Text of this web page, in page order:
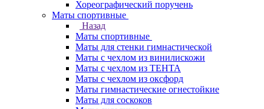
Хореографический поручень
Маты спортивные
Назад
Маты спортивные
Маты для стенки гимнастической
Маты с чехлом из винилискожи
Маты с чехлом из ТЕНТА
Маты с чехлом из оксфорд
Маты гимнастические огнестойкие
Маты для соскоков